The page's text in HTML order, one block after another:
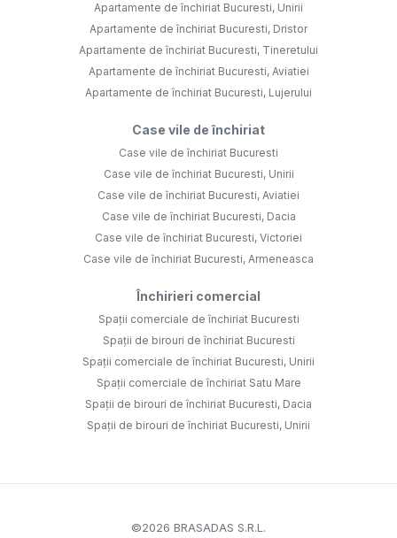
Apartamente de închiriat Bucuresti, Unirii
Apartamente de închiriat Bucuresti, Dristor
Apartamente de închiriat Bucuresti, Tineretului
Apartamente de închiriat Bucuresti, Aviatiei
Apartamente de închiriat Bucuresti, Lujerului
Case vile de închiriat
Case vile de închiriat Bucuresti
Case vile de închiriat Bucuresti, Unirii
Case vile de închiriat Bucuresti, Aviatiei
Case vile de închiriat Bucuresti, Dacia
Case vile de închiriat Bucuresti, Victoriei
Case vile de închiriat Bucuresti, Armeneasca
Închirieri comercial
Spații comerciale de închiriat Bucuresti
Spații de birouri de închiriat Bucuresti
Spații comerciale de închiriat Bucuresti, Unirii
Spații comerciale de închiriat Satu Mare
Spații de birouri de închiriat Bucuresti, Dacia
Spații de birouri de închiriat Bucuresti, Unirii
©2026 BRASADAS S.R.L.